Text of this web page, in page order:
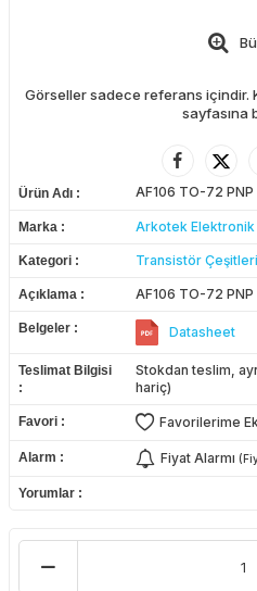
Görseller sadece referans içindir.
sayfasına
Ürün Adı AF106 TO-72
Marka Arkotek Elektronik
Kategori Transistör Çeşitleri
Açıklama AF106 TO-72
Belgeler Datasheet
Teslimat Bilgisi
Stokdan teslim,
hariç)
Favori Favorilerime
Alarm Fiyat Alarmı
Yorumlar